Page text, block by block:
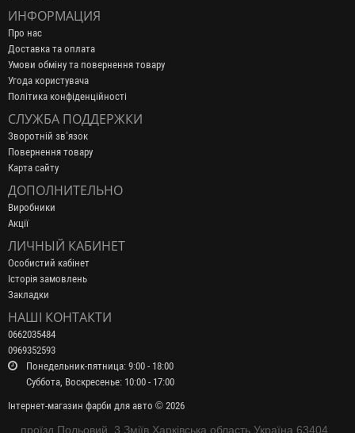
ИНФОРМАЦИЯ
Про нас
Доставка та оплата
Умови обміну та повернення товару
Угода користувача
Політика конфіденційності
СЛУЖБА ПОДДЕРЖКИ
Зворотній зв’язок
Повернення товару
Карта сайту
ДОПОЛНИТЕЛЬНО
Виробники
Акції
ЛИЧНЫЙ КАБИНЕТ
Особистий кабінет
Історія замовлень
Закладки
НАШІ КОНТАКТИ
0662035484
0969352593
Понедельник-пятница: 9:00 - 18:00
Суббота, Воскресенье: 10:00 - 17:00
Інтернет-магазин фарби для авто © 2026
проїзд Польовий, 3 Зміїв Харківська область Україна 63404